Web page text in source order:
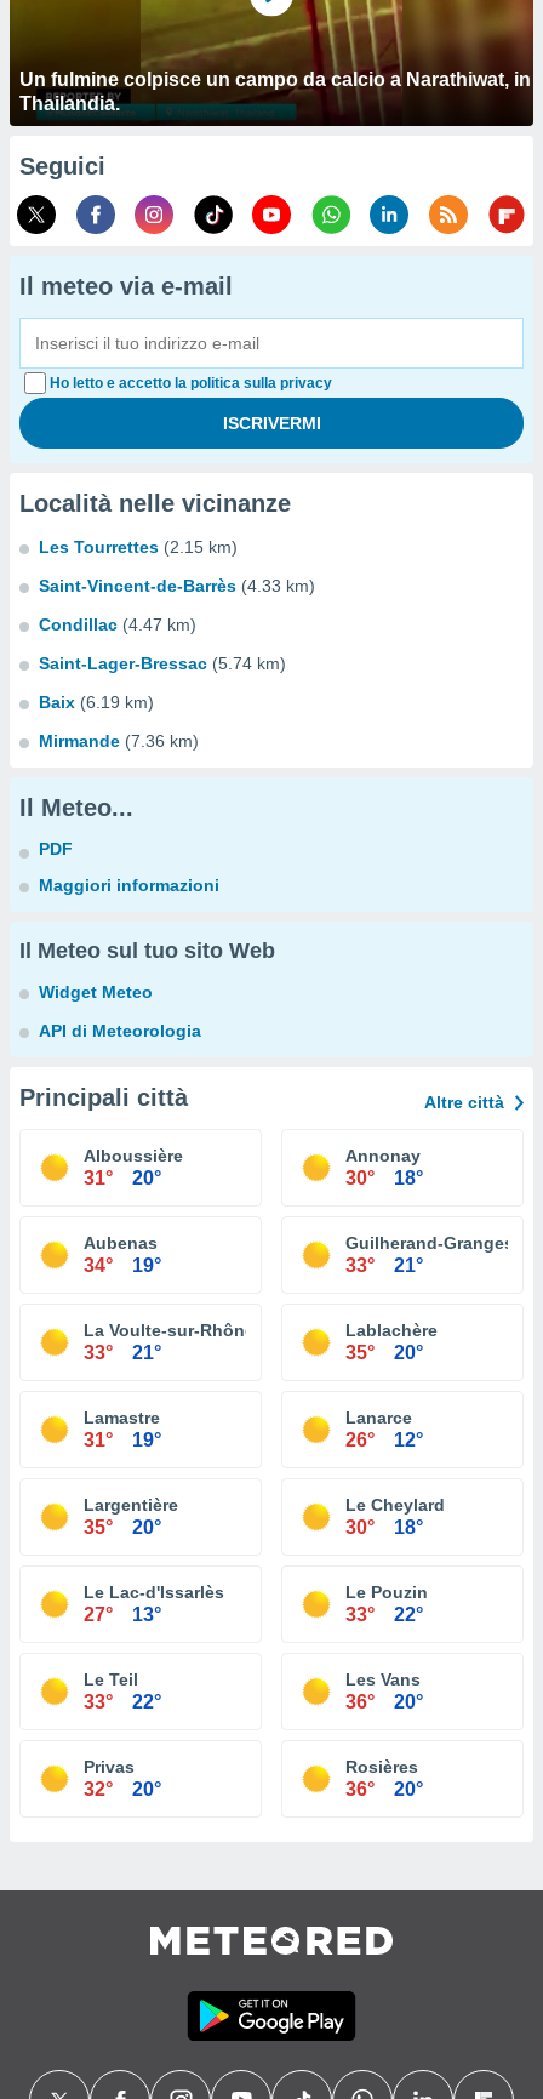
Un fulmine colpisce un campo da calcio a Narathiwat, in
Thailandia.
Seguici
Il meteo via e-mail
Ho letto e accetto la politica sulla privacy
Località nelle vicinanze
Les Tourrettes (2.15 km)
Saint-Vincent-de-Barrès (4.33 km)
Condillac (4.47 km)
Saint-Lager-Bressac (5.74 km)
Baix (6.19 km)
Mirmande (7.36 km)
Il Meteo...
PDF
Maggiori informazioni
Il Meteo sul tuo sito Web
Widget Meteo
API di Meteorologia
Principali città Altre città
Alboussière
31° 20°
Annonay
30° 18°
Aubenas
34° 19°
Guilherand-Granges
33° 21°
La Voulte-sur-Rhône
33° 21°
Lablachère
35° 20°
Lamastre
31° 19°
Lanarce
26° 12°
Largentière
35° 20°
Le Cheylard
30° 18°
Le Lac-d'Issarlès
27° 13°
Le Pouzin
33° 22°
Le Teil
33° 22°
Les Vans
36° 20°
Privas
32° 20°
Rosières
36° 20°